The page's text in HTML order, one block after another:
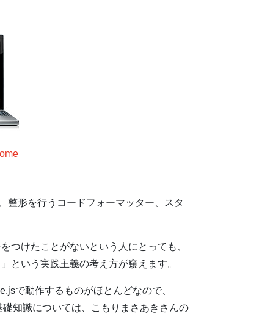
整形を行うコードフォーマッター、スタ
つけたことがないという人にとっても、
という実践主義の考え方が窺えます。
で動作するものがほとんどなので、
知識については、こもりまさあきさんの